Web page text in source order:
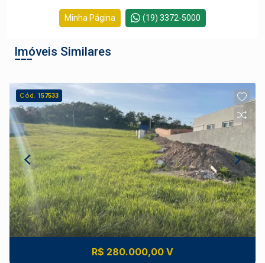
Minha Página (19) 3372-5000
Imóveis Similares
Cód. 157533
R$ 280.000,00 V